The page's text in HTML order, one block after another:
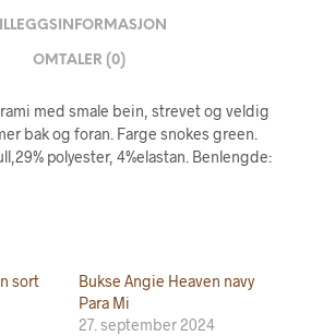
OMTALER (0)
med smale bein, strevet og veldig
bak og foran. Farge snokes green.
polyester, 4%elastan. Benlengde:
sort
Bukse Angie Heaven navy
Para Mi
27. september 2024